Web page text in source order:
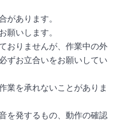
があります。
願いします。
おりませんが、作業中の外
ずお立合いをお願いしてい
業を承れないことがありま
を発するもの、動作の確認